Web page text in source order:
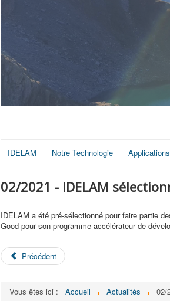
IDELAM Notre Technologie Applications
02/2021 - IDELAM
IDELAM a été pré-sélectionné pour faire partie
Good pour son programme accélérateur de
Précédent
Vous êtes ici : Accueil Actualités 02/